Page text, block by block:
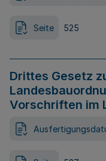
Seite 525
Drittes Gesetz
Vorschriften im